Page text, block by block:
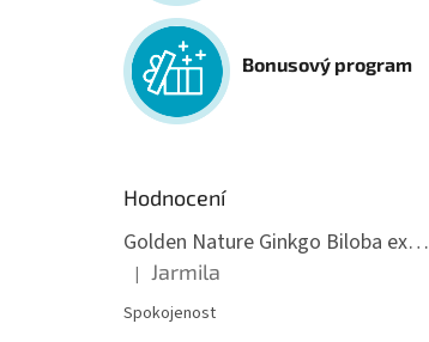
Bonusový program
Hodnocení
Golden Nature Ginkgo Biloba extrakt 50:1 60mg, 100 kapslí
Hodnocení produktu je 5 z 5 hvězdiček.
| Jarmila
Spokojenost